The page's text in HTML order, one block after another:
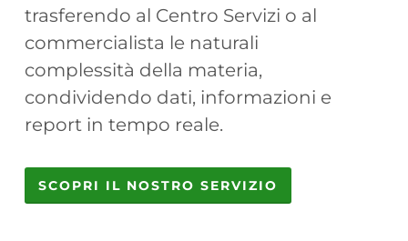
trasferendo al Centro Servizi o al
commercialista le naturali
complessità della materia,
condividendo dati, informazioni e
report in tempo reale.
SCOPRI IL NOSTRO SERVIZIO